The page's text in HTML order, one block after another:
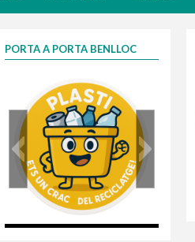
PORTA A PORTA BENLLOC